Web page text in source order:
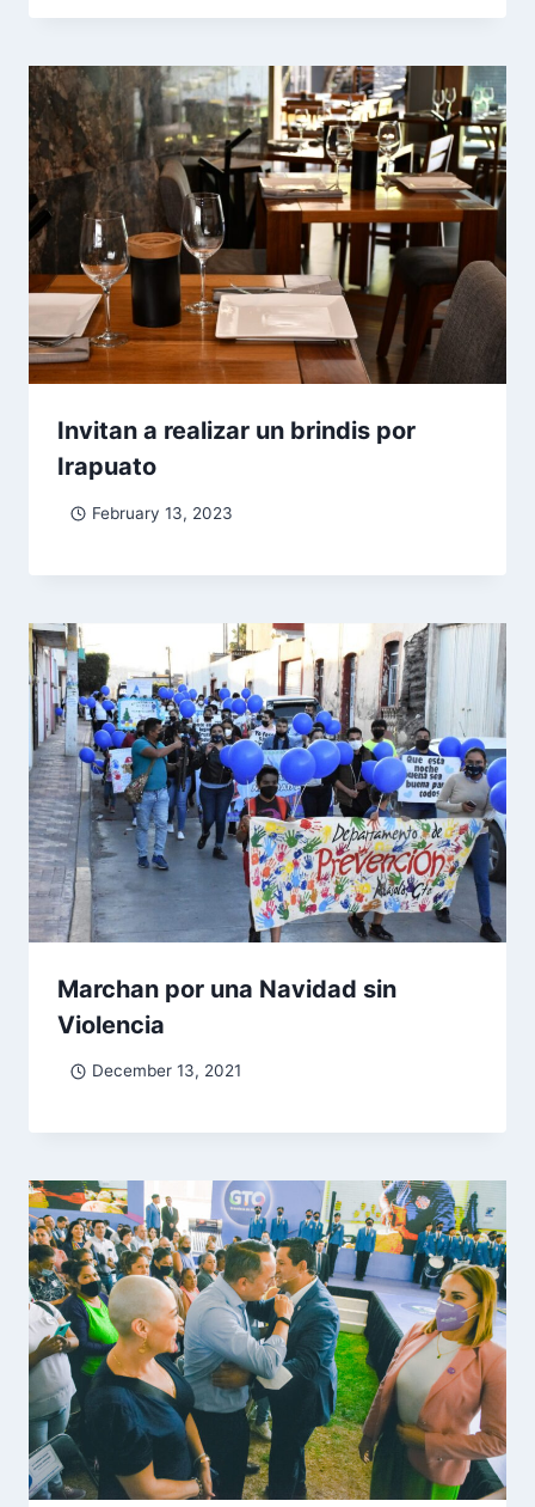
Invitan a realizar un brindis por
Irapuato
February 13, 2023
Marchan por una Navidad sin
Violencia
December 13, 2021